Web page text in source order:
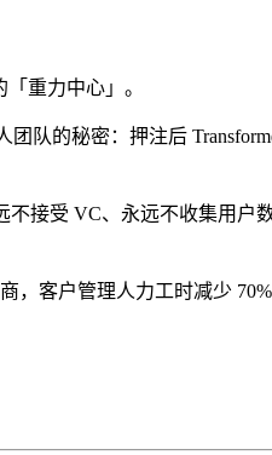
重力中心」。
队的秘密：押注后
不接受 VC、永远不收集用
，客户管理人力工时减少